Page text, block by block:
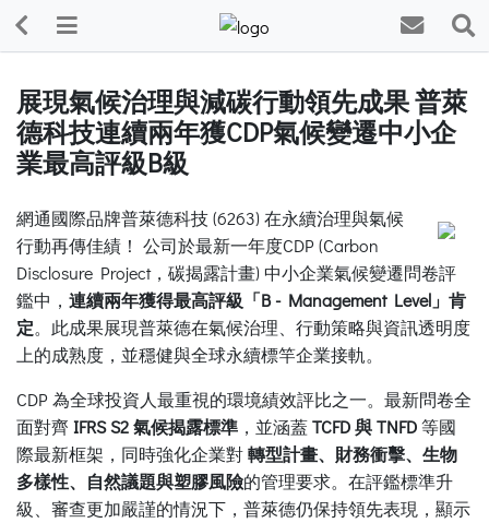
展現氣候治理與減碳行動領先成果 普萊
德科技連續兩年獲CDP氣候變遷中小企
業最高評級B級
網通國際品牌普萊德科技 (6263) 在永續治理與氣候
行動再傳佳績！ 公司於最新一年度CDP (Carbon
Disclosure Project，碳揭露計畫) 中小企業氣候變遷問卷評
鑑中， 連續兩年獲得最高評級「B - Management Level」肯
定。此成果展現普萊德在氣候治理、行動策略與資訊透明度
上的成熟度，並穩健與全球永續標竿企業接軌。
CDP 為全球投資人最重視的環境績效評比之一。最新問卷全
面對齊 IFRS S2 氣候揭露標準 ，並涵蓋TCFD 與 TNFD等國
際最新框架，同時強化企業對轉型計畫、財務衝擊、生物
多樣性、自然議題與塑膠風險的管理要求。在評鑑標準升
級、審查更加嚴謹的情況下，普萊德仍保持領先表現，顯示